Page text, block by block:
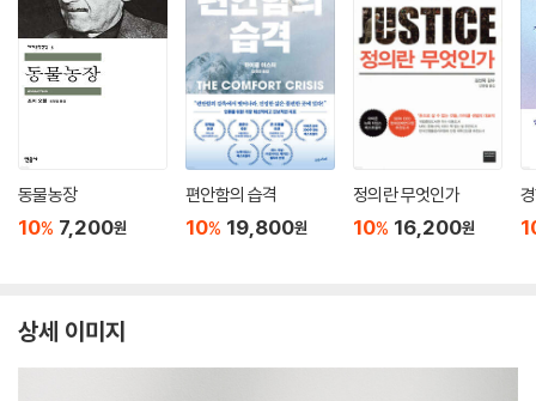
동물농장
10% 7,200원
편안함의 습격
10% 19,800원
정의란 무엇인가
10% 16,200원
상세 이미지